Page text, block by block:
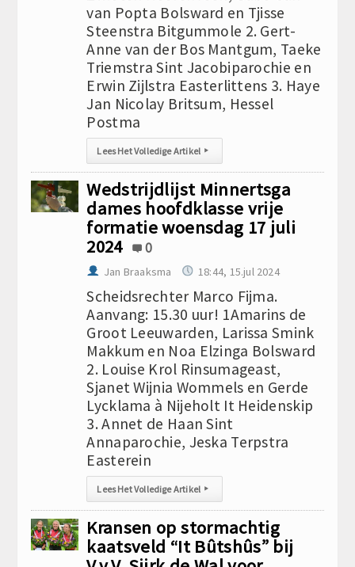
van Popta Bolsward en Tjisse
Steenstra Bitgummole 2. Gert-
Anne van der Bos Mantgum, Taeke
Triemstra Sint Jacobiparochie en
Erwin Zijlstra Easterlittens 3. Haye
Jan Nicolay Britsum, Hessel
Postma
Lees Het Volledige Artikel ▸
Wedstrijdlijst Minnertsga
dames hoofdklasse vrije
formatie woensdag 17 juli
2024
0
Jan Braaksma 18:44, 15.jul 2024
Scheidsrechter Marco Fijma.
Aanvang: 15.30 uur! 1Amarins de
Groot Leeuwarden, Larissa Smink
Makkum en Noa Elzinga Bolsward
2. Louise Krol Rinsumageast,
Sjanet Wijnia Wommels en Gerde
Lycklama à Nijeholt It Heidenskip
3. Annet de Haan Sint
Annaparochie, Jeska Terpstra
Easterein
Lees Het Volledige Artikel ▸
Kransen op stormachtig
kaatsveld “It Bûtshûs” bij